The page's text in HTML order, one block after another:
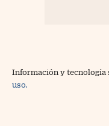
Información y
uso.